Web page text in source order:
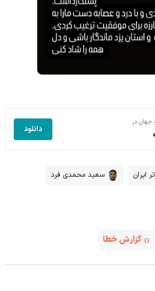
جهان در
دانلود
ایران سعید محمدی فرد
گزارش خطا